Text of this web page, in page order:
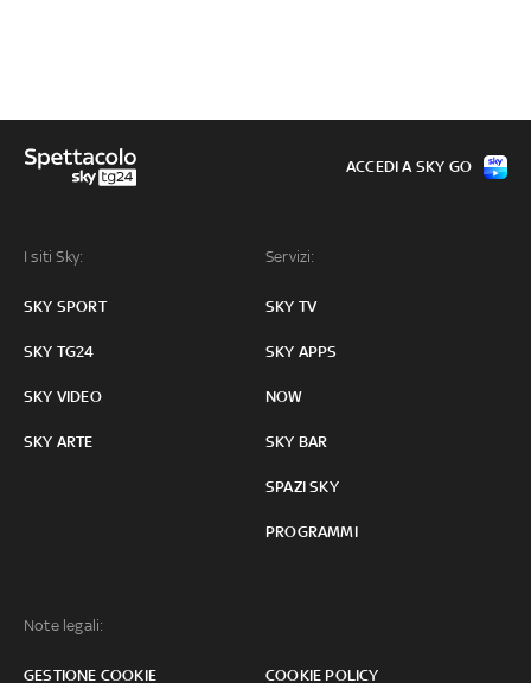
I siti Sky:
SKY SPORT
SKY TG24
SKY VIDEO
SKY ARTE
Servizi:
SKY TV
SKY APPS
NOW
SKY BAR
SPAZI SKY
PROGRAMMI
Note legali:
GESTIONE COOKIE COOKIE POLICY
ACCEDI A SKY GO